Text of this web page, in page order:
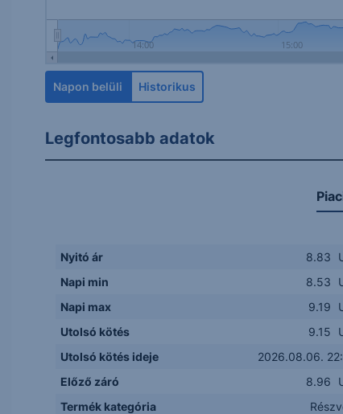
14:00 15:00
Napon belüli Historikus
Legfontosabb adatok
Nyitó ár 8.83
Napi min
8.53
Napi max
9.19
Utolsó kötés
9.15
Utolsó kötés ideje
2026.08.06.
Előző záró
8.96
Termék kategória